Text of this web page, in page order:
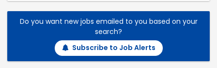
Do you want new jobs emailed to you based on your
search?
Subscribe to Job Alerts